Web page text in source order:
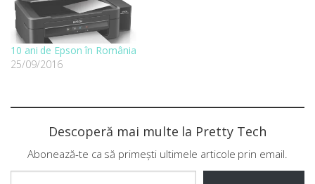
10 ani de Epson în România
25/09/2016
Descoperă mai multe la Pretty Tech
Abonează-te ca să primești ultimele articole prin email.
Tastează emailul tău...